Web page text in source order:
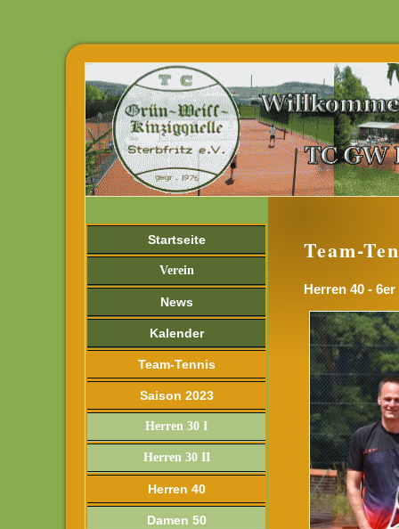
Startseite
Verein
News
Kalender
Team-Tennis
Saison 2023
Herren 30 I
Herren 30 II
Herren 40
Damen 50
Team-
Herren 40 -